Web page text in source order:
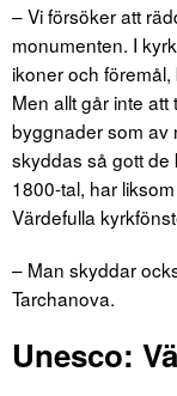
– Vi försöker att
monumenten. I
ikoner och
Men allt går inte
byggnader som av
skyddas så gott de
1800-tal, har
Värdefulla
– Man skyddar
Tarchanova.
Unesco: